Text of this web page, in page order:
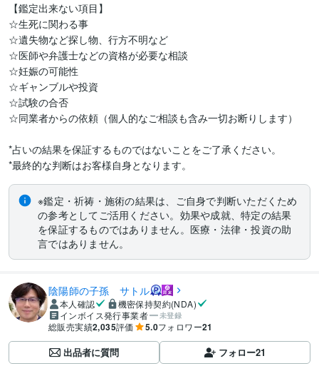
【鑑定出来ない項目】
☆生死に関わる事
☆遺失物など探し物、行方不明など
☆医師や弁護士などの資格が必要な相談
☆妊娠の可能性
☆ギャンブルや投資
☆試験の合否
☆同業者からの依頼（個人的なご相談も含み一切お断りします）
*占いの結果を保証するものではないことをご了承ください。
*最終的な判断はお客様自身となります。
※鑑定・祈祷・施術の結果は、ご自身で判断いただくため
の参考としてご活用ください。効果や成就、特定の結果
を保証するものではありません。医療・法律・投資の助
言ではありません。
陰陽師の子孫 サトル
本人確認
機密保持契約(NDA)
インボイス発行事業者
未登録
総販売実績2,035評価 5.0フォロワー21
出品者に質問 フォロー21